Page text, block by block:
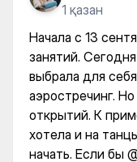
1 қазан
Начала с 13
занятий.
выбрала для
аэростречинг.
открытий. К
хотела и на
начать. Если бы